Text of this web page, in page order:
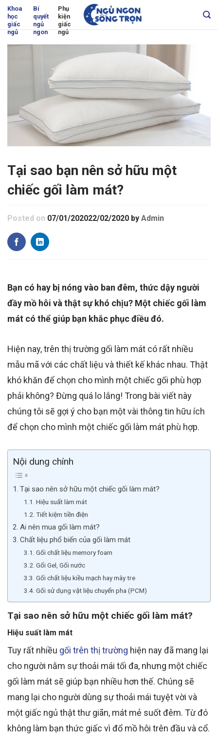
Skip
content
Khoa
học
giấc
ngủ
Bí
quyết
ngủ
ngon
Phụ
kiện
giấc
ngủ
Tại sao bạn nên sở hữu một
chiếc gối làm mát?
Posted on 07/01/202022/02/2020 by Admin
Bạn có hay bị nóng vào ban đêm, thức dậy người
đầy mồ hôi và thật sự khó chịu? Một chiếc gối làm
mát có thể giúp bạn khắc phục điều đó.
Hiện nay, trên thị trường gối làm mát có rất nhiều
mẫu mã với các chất liệu và thiết kế khác nhau. Thật
khó khăn để chọn cho mình một chiếc gối phù hợp
phải không? Đừng quá lo lắng! Trong bài viết này
chúng tôi sẽ gợi ý cho bạn một vài thông tin hữu ích
để chọn cho mình một chiếc gối làm mát phù hợp.
Nội dung chính
Tại sao nên sở hữu một chiếc gối làm mát?
Hiệu suất làm mát
Tiết kiệm tiền điện
Ai nên mua gối làm mát?
Chất liệu phổ biến của gối làm mát
Gối chất liệu memory foam
Gối Gel, Gối nước
Gối chất liệu kiều mạch hay mây tre
Gối sử dụng vật liệu chuyển pha (PCM)
Tại sao nên sở hữu một chiếc gối làm mát?
Hiệu suất làm mát
Tuy rất nhiều gối trên thị trường hiện nay đã mang lại
cho người nằm sự thoải mái tối đa, nhưng một chiếc
gối làm mát sẽ giúp bạn nhiều hơn thế. Chúng sẽ
mang lại cho người dùng sự thoải mái tuyệt vời và
một giấc ngủ thật thư giãn, mát mẻ suốt đêm. Từ đó
không làm bạn thức giấc vì đổ mồ hôi trên đầu và cổ.